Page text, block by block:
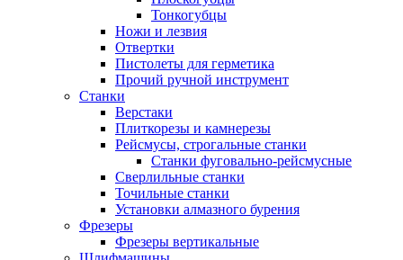
Тонкогубцы
Ножи и лезвия
Отвертки
Пистолеты для герметика
Прочий ручной инструмент
Станки
Верстаки
Плиткорезы и камнерезы
Рейсмусы, строгальные станки
Станки фуговально-рейсмусные
Сверлильные станки
Точильные станки
Установки алмазного бурения
Фрезеры
Фрезеры вертикальные